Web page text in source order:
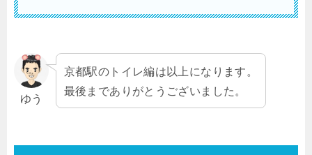
ゆう
京都駅のトイレ編は以上になります。
最後までありがとうございました。